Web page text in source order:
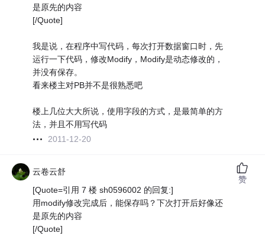
是原先的内容
[/Quote]
我是说，在程序中写代码，每次打开数据窗口时，先
运行一下代码，修改Modify，Modify是动态修改的，
并没有保存。
看来楼主对PB并不是很熟悉吧
楼上几位大大所说，使用字段的方式，是最简单的方
法，并且不用写代码
2011-12-20
云卷云舒
[Quote=引用 7 楼 sh0596002 的回复:]
用modify修改完成后，能保存吗？下次打开后好像还
是原先的内容
[/Quote]
赞